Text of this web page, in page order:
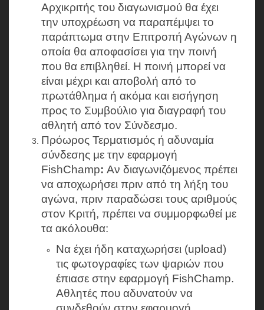
Αρχικριτής του διαγωνισμού θα έχει
την υποχρέωση να παραπέμψει το
παράπτωμα στην Επιτροπή Αγώνων η
οποία θα αποφασίσει για την ποινή
που θα επιβληθεί. Η ποινή μπορεί να
είναι μέχρι και αποβολή από το
πρωτάθλημα ή ακόμα και εισήγηση
προς το Συμβούλιο για διαγραφή του
αθλητή από τον Σύνδεσμο.
Πρόωρος Τερματισμός ή αδυναμία
σύνδεσης με την εφαρμογή
FishChamp: Αν διαγωνιζόμενος πρέπει
να αποχωρήσει πριν από τη λήξη του
αγώνα, πριν παραδώσει τους αριθμούς
στον Κριτή, πρέπει να συμμορφωθεί με
τα ακόλουθα:
Να έχει ήδη καταχωρήσει (upload)
τις φωτογραφίες των ψαριών που
έπιασε στην εφαρμογή FishChamp.
Αθλητές που αδυνατούν να